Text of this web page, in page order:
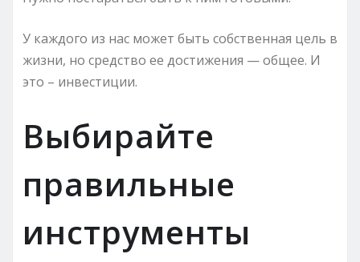
У каждого из нас может быть собственная цель в
жизни, но средство ее достижения — общее. И
это – инвестиции.
Выбирайте
правильные
инструменты